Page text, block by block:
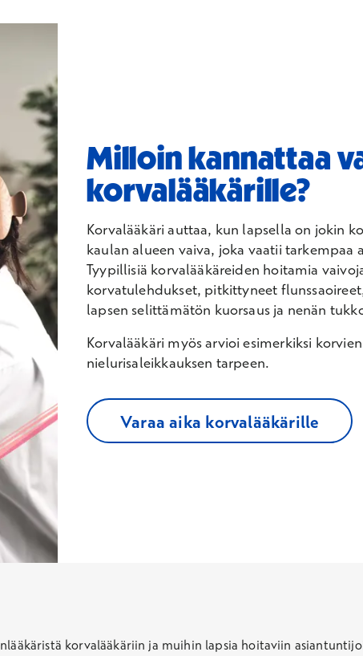
Milloin kannattaa
korvalääkärille?
Korvalääkäri auttaa, kun lapsella on jokin
kaulan alueen vaiva, joka vaatii
Tyypillisiä korvalääkäreiden hoitamia
korvatulehdukset, pitkittyneet
lapsen selittämätön kuorsaus ja nenän
Korvalääkäri myös arvioi esimerkiksi
nielurisaleikkauksen tarpeen.
Varaa aika korvalääkärille
korvalääkäriin ja muihin lapsia hoitaviin